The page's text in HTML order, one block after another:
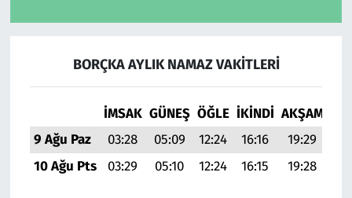
BORÇKA AYLIK NAMAZ VAKITLERI
İMSAK GÜNEŞ ÖĞLE İKINDI AKŞAM
9 Ağu Paz
03:28 05:09 12:24 16:16 19:29
10 Ağu Pts
03:29 05:10 12:24 16:15 19:28